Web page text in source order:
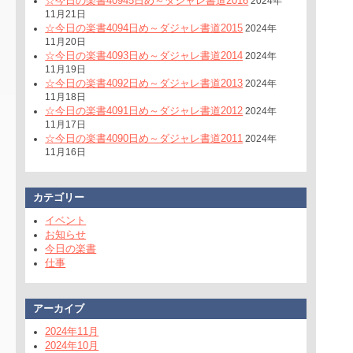
11月21日
☆今日の楽書4094日め～ダジャレ書道2015 2024年
11月20日
☆今日の楽書4093日め～ダジャレ書道2014 2024年
11月19日
☆今日の楽書4092日め～ダジャレ書道2013 2024年
11月18日
☆今日の楽書4091日め～ダジャレ書道2012 2024年
11月17日
☆今日の楽書4090日め～ダジャレ書道2011 2024年
11月16日
カテゴリー
イベント
お知らせ
今日の楽書
仕事
アーカイブ
2024年11月
2024年10月